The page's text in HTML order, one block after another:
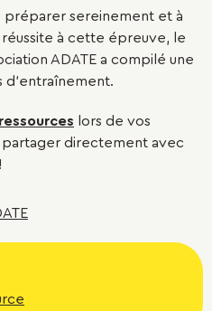
préparer sereinement et à
à cette épreuve, le
ADATE a compilé une
d'entraînement.
lors de vos
directement avec